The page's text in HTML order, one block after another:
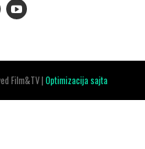
Film&TV |Optimizacija sajta